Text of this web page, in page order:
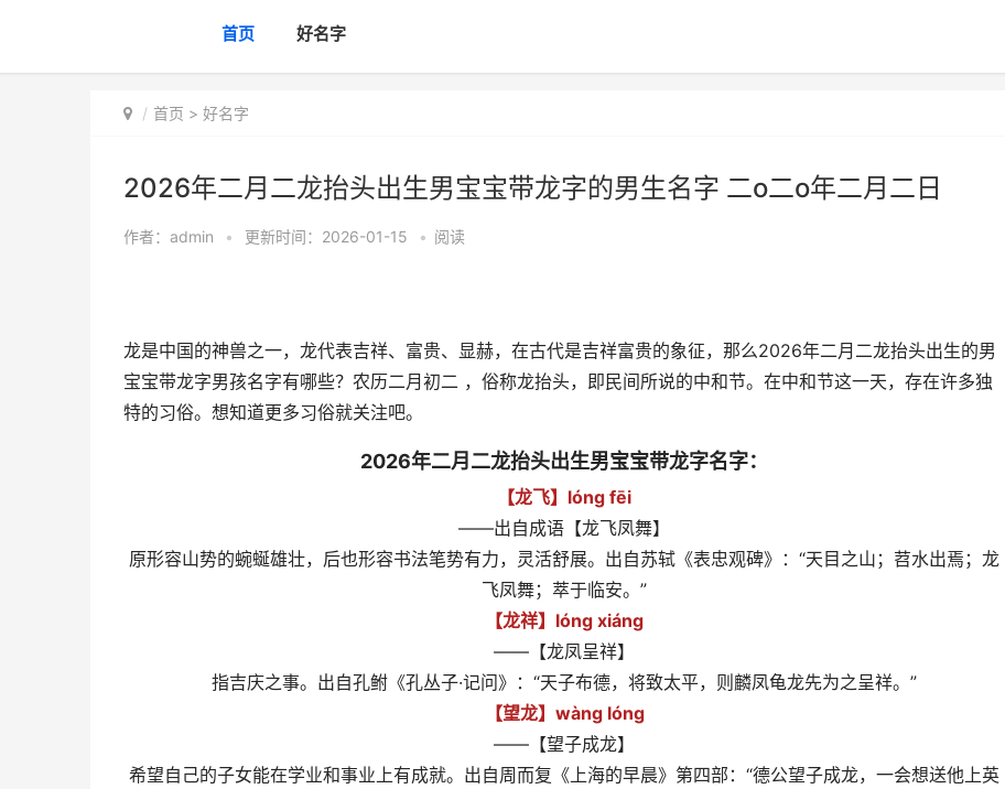
首页 好名字
首页 > 好名字
2026年二月二龙抬头出生男宝宝带龙字的男生名字 二o二o年二月二日
作者： admin • 更新时间：2026-01-15 • 阅读
龙是中国的神兽之一，龙代表吉祥、富贵、显赫，在古代是吉祥富贵的象征，那么2026年二月二龙抬头出生的男
宝宝带龙字男孩名字有哪些？农历二月初二 ，俗称龙抬头，即民间所说的中和节。在中和节这一天，存在许多独
特的习俗。想知道更多习俗就关注吧。
2026年二月二龙抬头出生男宝宝带龙字名字：
【龙飞】lóng fēi
——出自成语【龙飞凤舞】
原形容山势的蜿蜒雄壮，后也形容书法笔势有力，灵活舒展。出自苏轼《表忠观碑》：“天目之山；苕水出焉；龙
飞凤舞；萃于临安。”
【龙祥】lóng xiáng
——【龙凤呈祥】
指吉庆之事。出自孔鲋《孔丛子·记问》：“天子布德，将致太平，则麟凤龟龙先为之呈祥。”
【望龙】wàng lóng
——【望子成龙】
希望自己的子女能在学业和事业上有成就。出自周而复《上海的早晨》第四部：“德公望子成龙，一会想送他上英